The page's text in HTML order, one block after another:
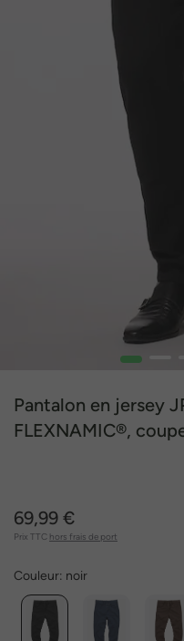
1
Pantalon en jersey
FLEXNAMIC®,
69,99 €
Prix TTC hors frais de port
Couleur: noir